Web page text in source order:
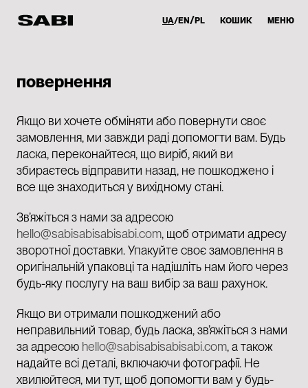
UA EN PL КОШИК МЕНЮ
повернення
Якщо ви хочете обміняти або повернути своє
замовлення, ми завжди раді допомогти вам. Будь
ласка, переконайтеся, що виріб, який ви
збираєтесь відправити назад, не пошкоджено і
все ще знаходиться у вихідному стані.
Зв’яжіться з нами за адресою
hello@sabisabisabisabi.com, щоб отримати адресу
зворотної доставки. Упакуйте своє замовлення в
оригінальній упаковці та надішліть нам його через
будь-яку послугу на ваш вибір за ваш рахунок.
Якщо ви отримали пошкоджений або
неправильний товар, будь ласка, зв’яжіться з нами
за адресою hello@sabisabisabisabi.com, а також
надайте всі деталі, включаючи фотографії. Не
хвилюйтеся, ми тут, щоб допомогти вам у будь-